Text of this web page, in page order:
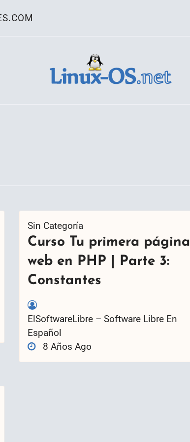
Sin Categoría
Curso Tu primera página
web en PHP | Parte 3:
Constantes
ElSoftwareLibre – Software Libre En
Español
8 Años Ago